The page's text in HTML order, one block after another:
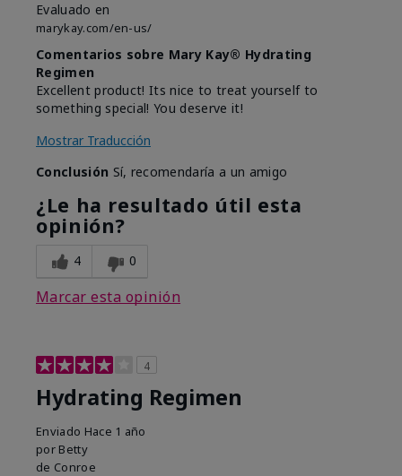
Evaluado en
marykay.com/en-us/
Comentarios sobre Mary Kay® Hydrating
Regimen
Excellent product! Its nice to treat yourself to
something special! You deserve it!
Mostrar Traducción
Conclusión Sí, recomendaría a un amigo
¿Le ha resultado útil esta
opinión?
4 0
Marcar esta opinión
4
Hydrating Regimen
Enviado Hace 1 año
por Betty
de Conroe